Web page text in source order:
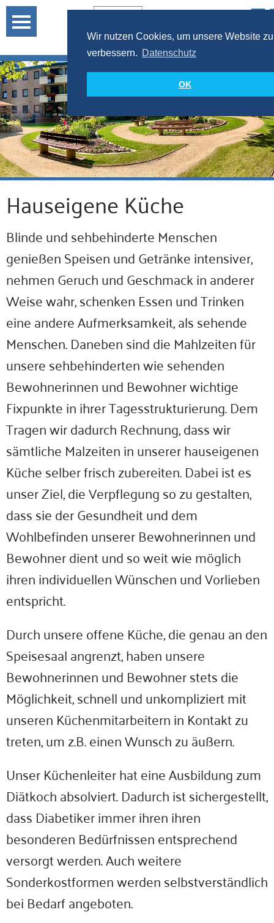
Wir nutzen Cookies, um unsere Website zu
verbessern. Datenschutz
OK
Hauseigene Küche
Blinde und sehbehinderte Menschen
genießen Speisen und Getränke intensiver,
nehmen Geruch und Geschmack in anderer
Weise wahr, schenken Essen und Trinken
eine andere Aufmerksamkeit, als sehende
Menschen. Daneben sind die Mahlzeiten für
unsere sehbehinderten wie sehenden
Bewohnerinnen und Bewohner wichtige
Fixpunkte in ihrer Tagesstrukturierung. Dem
Tragen wir dadurch Rechnung, dass wir
sämtliche Malzeiten in unserer hauseigenen
Küche selber frisch zubereiten. Dabei ist es
unser Ziel, die Verpflegung so zu gestalten,
dass sie der Gesundheit und dem
Wohlbefinden unserer Bewohnerinnen und
Bewohner dient und so weit wie möglich
ihren individuellen Wünschen und Vorlieben
entspricht.
Durch unsere offene Küche, die genau an den
Speisesaal angrenzt, haben unsere
Bewohnerinnen und Bewohner stets die
Möglichkeit, schnell und unkompliziert mit
unseren Küchenmitarbeitern in Kontakt zu
treten, um z.B. einen Wunsch zu äußern.
Unser Küchenleiter hat eine Ausbildung zum
Diätkoch absolviert. Dadurch ist sichergestellt,
dass Diabetiker immer ihren ihren
besonderen Bedürfnissen entsprechend
versorgt werden. Auch weitere
Sonderkostformen werden selbstverständlich
bei Bedarf angeboten.